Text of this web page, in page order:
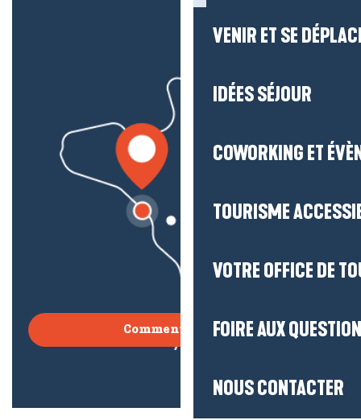
VENIR ET SE
IDÉES SÉJOUR
COWORKING ET
TOURISME
VOTRE OFFICE DE
FOIRE AUX
NOUS CONTACTER
Comment venir ?